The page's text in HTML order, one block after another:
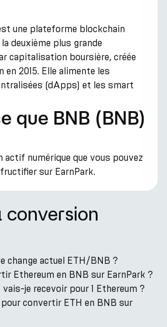
une plateforme blockchain
deuxième plus grande
capitalisation boursière, créée
2015. Elle alimente les
(dApps) et les smart
que BNB (BNB)
actif numérique que vous pouvez
sur EarnPark.
conversion
change actuel ETH/BNB ?
Ethereum en BNB sur EarnPark ?
je recevoir pour 1 Ethereum ?
convertir ETH en BNB sur